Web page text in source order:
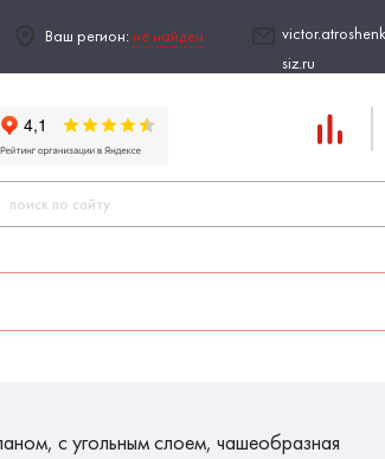
Ваш регион: не найден
siz.ru
с угольным слоем, чашеобразная